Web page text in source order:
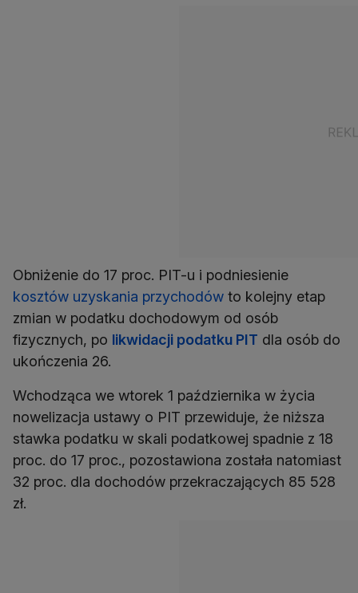
Obniżenie do 17 proc. PIT-u i podniesienie
kosztów uzyskania przychodów to kolejny etap
zmian w podatku dochodowym od osób
fizycznych, po likwidacji podatku PIT dla osób do
ukończenia 26.
Wchodząca we wtorek 1 października w życia
nowelizacja ustawy o PIT przewiduje, że niższa
stawka podatku w skali podatkowej spadnie z 18
proc. do 17 proc., pozostawiona została natomiast
32 proc. dla dochodów przekraczających 85 528
zł.